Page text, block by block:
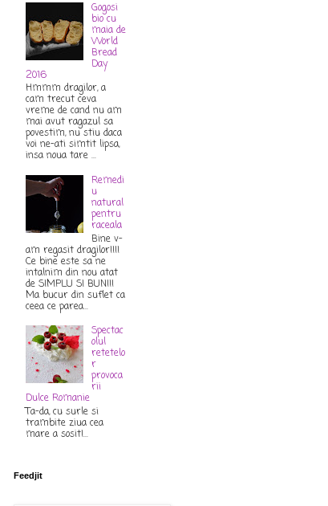
Gogosi
bio cu
maia de
World
Bread
Day
2016
Hmmm dragilor, a
cam trecut ceva
vreme de cand nu am
mai avut ragazul sa
povestim, nu stiu daca
voi ne-ati simtit lipsa,
insa noua tare ...
Remedi
u
natural
pentru
raceala
Bine v-
am regasit dragilor!!!!
Ce bine este sa ne
intalnim din nou atat
de SIMPLU SI BUN!!!
Ma bucur din suflet ca
ceea ce parea...
Spectac
olul
retetelo
r
provoca
rii
Dulce Romanie
Ta-da, cu surle si
trambite ziua cea
mare a sosit!...
Feedjit